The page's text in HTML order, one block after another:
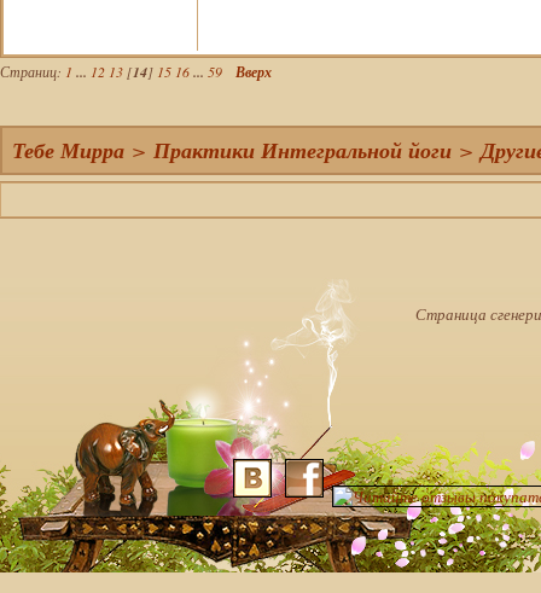
Страниц: 1 ... 12 13 [14] 15 16... 59 Вверх
Тебе Мирра > Практики Интегральной йоги >
Страница